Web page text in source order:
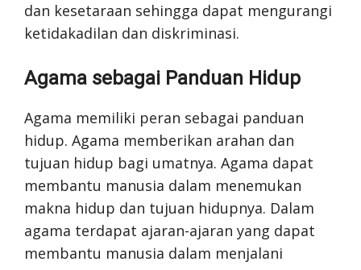
dan kesetaraan sehingga dapat mengurangi
ketidakadilan dan diskriminasi.
Agama sebagai Panduan Hidup
Agama memiliki peran sebagai panduan
hidup. Agama memberikan arahan dan
tujuan hidup bagi umatnya. Agama dapat
membantu manusia dalam menemukan
makna hidup dan tujuan hidupnya. Dalam
agama terdapat ajaran-ajaran yang dapat
membantu manusia dalam menjalani